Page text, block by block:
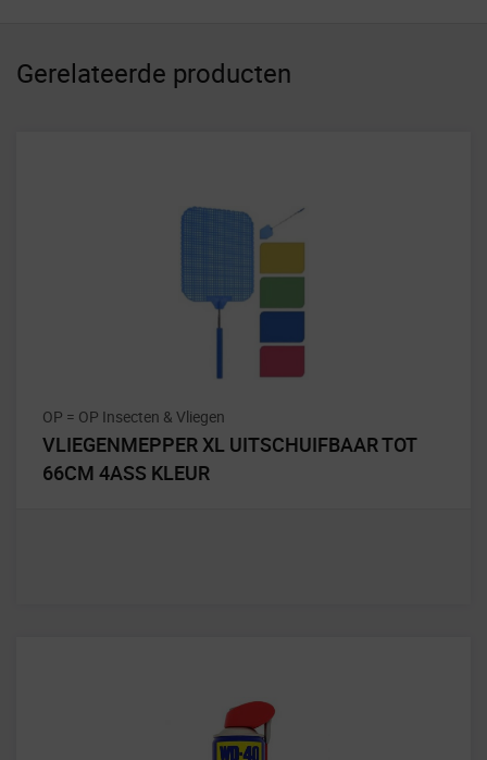
Gerelateerde producten
OP = OP Insecten & Vliegen
VLIEGENMEPPER XL UITSCHUIFBAAR TOT
66CM 4ASS KLEUR